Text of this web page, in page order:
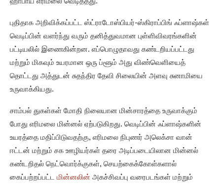
புதிதாக அறிவிக்கப்பட்ட ஸ்ட்ராடோஸ்பியர்-ஸ்கிராப்பிங் ஃப்ளாஷ்கள்
வெடிப்பின் வளர்ந்து வரும் தனித்துவமான புள்ளிவிவரங்களின்
பட்டியலில் இணைகின்றன. எப்பொழுதாவது கண்டறியப்பட்டது
மற்றும் மிகவும் உயரமான ஒரு ப்ளூம் அது விண்வெளியைத்
தொட்டது அத்துடன் சுதந்திர தேவி சிலையின் அளவு சுனாமியை
உருவாக்கியது.
சாம்பல் துகள்கள் மோதி நிலையான மின்சாரத்தை உருவாக்கும்
போது எரிமலை மின்னல் ஏற்படுகிறது. வெடிப்பின் ஃப்ளாஷ்களின்
உயரத்தை மதிப்பிடுவதற்கு, எரிமலை நிபுணர் அலெக்சா வான்
ஈட்டன் மற்றும் சக ஊழியர்கள் தரை அடிப்படையிலான மின்னல்
கண்டறிதல் நெட்வொர்க்குகள், செயற்கைக்கோள்களால்
கைப்பற்றப்பட்ட மின்னலின் அகச்சிவப்பு வரைபடங்கள் மற்றும்